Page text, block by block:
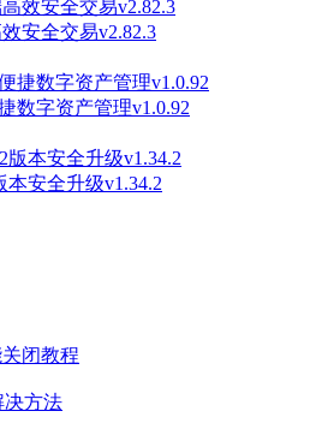
安全交易v2.82.3
数字资产管理v1.0.92
本安全升级v1.34.2
闭教程
决方法